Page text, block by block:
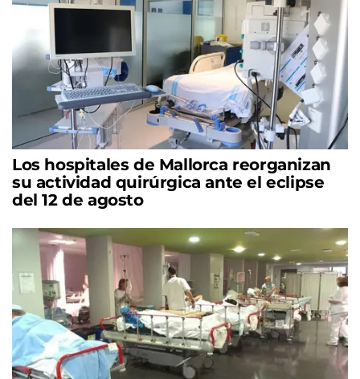
Los hospitales de Mallorca reorganizan
su actividad quirúrgica ante el eclipse
del 12 de agosto